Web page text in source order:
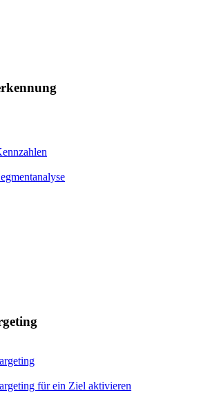
für ein Ziel aktivieren